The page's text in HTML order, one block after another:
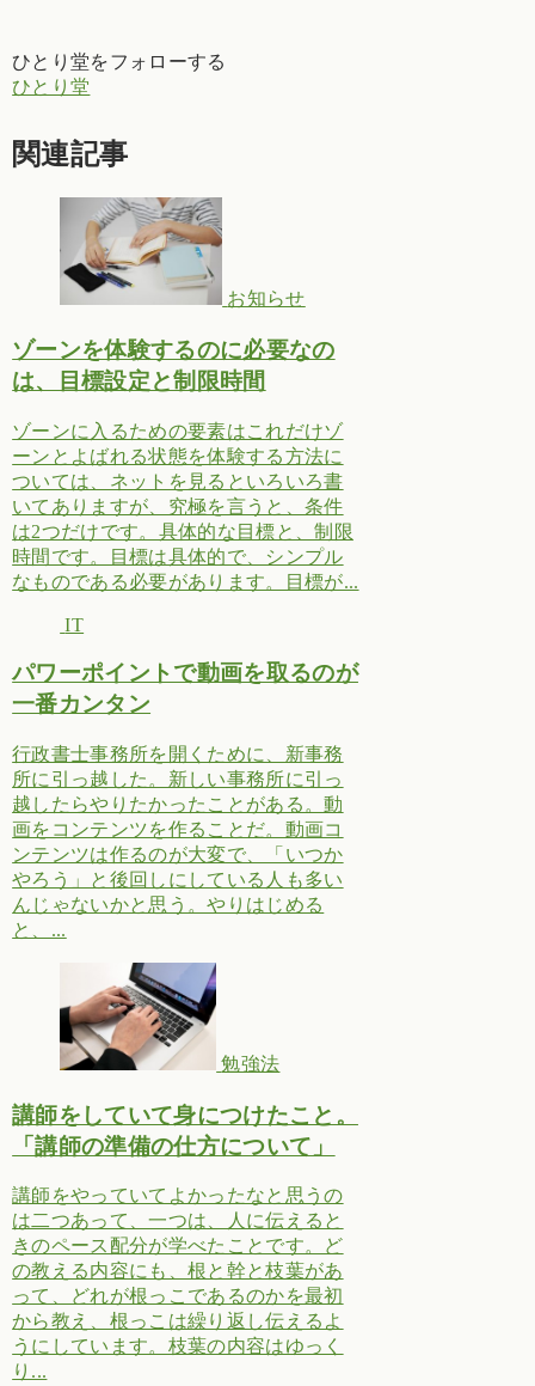
ひとり堂をフォローする
ひとり堂
関連記事
お知らせ
ゾーンを体験するのに必要なの
は、目標設定と制限時間
ゾーンに入るための要素はこれだけゾ
ーンとよばれる状態を体験する方法に
ついては、ネットを見るといろいろ書
いてありますが、究極を言うと、条件
は2つだけです。具体的な目標と、制限
時間です。目標は具体的で、シンプル
なものである必要があります。目標が...
IT
パワーポイントで動画を取るのが
一番カンタン
行政書士事務所を開くために、新事務
所に引っ越した。新しい事務所に引っ
越したらやりたかったことがある。動
画をコンテンツを作ることだ。動画コ
ンテンツは作るのが大変で、「いつか
やろう」と後回しにしている人も多い
んじゃないかと思う。やりはじめる
と、...
勉強法
講師をしていて身につけたこと。
「講師の準備の仕方について」
講師をやっていてよかったなと思うの
は二つあって、一つは、人に伝えると
きのペース配分が学べたことです。ど
の教える内容にも、根と幹と枝葉があ
って、どれが根っこであるのかを最初
から教え、根っこは繰り返し伝えるよ
うにしています。枝葉の内容はゆっく
り...